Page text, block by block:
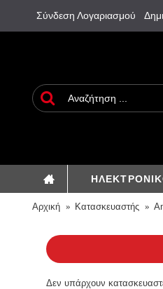
Σύνδεση Λογαριασμού
Αρχική Κατασκευαστής
Δεν υπάρχουν